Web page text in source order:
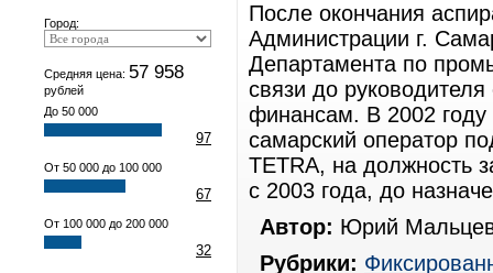
Город:
Средняя цена: 57 958
рублей
До 50 000
97
От 50 000 до 100 000
67
От 100 000 до 200 000
32
После окончания
Администрации г.
Департамента по
связи до
финансам. В 2002
самарский оператор
TETRA, на должность
с 2003 года, до
Автор: Юрий
Рубрики: